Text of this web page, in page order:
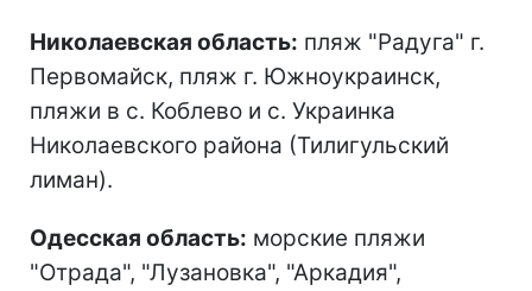
Николаевская область: пляж "Радуга" г.
Первомайск, пляж г. Южноукраинск,
пляжи в с. Коблево и с. Украинка
Николаевского района (Тилигульский
лиман).
Одесская область: морские пляжи
"Отрада", "Лузановка", "Аркадия",